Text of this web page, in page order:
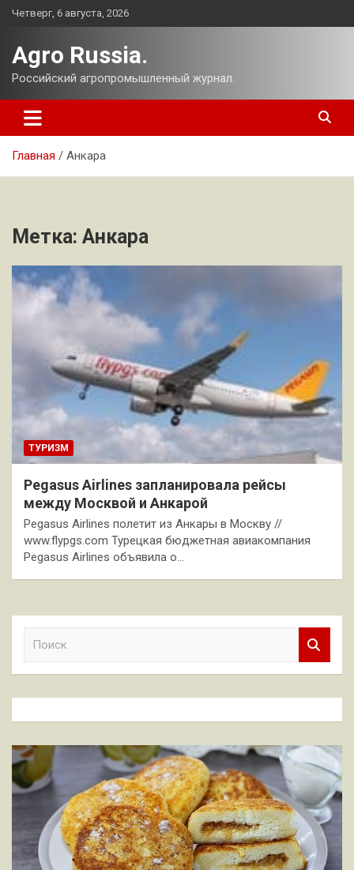
Перейти
Четверг, 6 августа, 2026
Agro Russia.
Российский агропромышленный журнал.
Главная Анкара
Метка: Анкара
ТУРИЗМ
Pegasus Airlines запланировала рейсы
между Москвой и Анкарой
Pegasus Airlines полетит из Анкары в Москву //
www.flypgs.com Турецкая бюджетная авиакомпания
Pegasus Airlines объявила о…
к